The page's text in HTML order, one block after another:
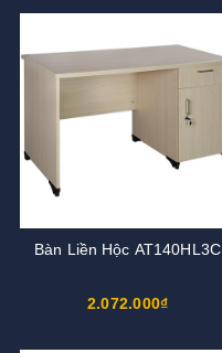
Bàn Liền Hộc AT140HL3C
2.072.000₫